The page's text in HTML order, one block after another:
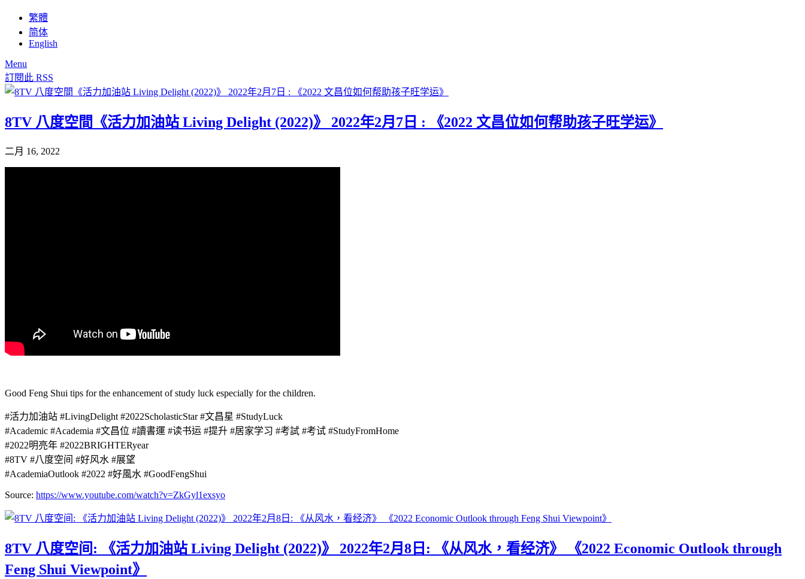
繁體
简体
English
Menu
訂閱此 RSS
8TV 八度空間《活力加油站 Living Delight (2022)》 2022年2月7日 : 《2022 文昌位如何帮助孩子旺学运》
二月 16, 2022
Good Feng Shui tips for the enhancement of study luck especially for the children.
#活力加油站 #LivingDelight #2022ScholasticStar #文昌星 #StudyLuck
#Academic #Academia #文昌位 #讀書運 #读书运 #提升 #居家学习 #考試 #考试 #StudyFromHome
#2022明亮年 #2022BRIGHTERyear
#8TV #八度空间 #好风水 #展望
#AcademiaOutlook #2022 #好風水 #GoodFengShui
Source: https://www.youtube.com/watch?v=ZkGyl1exsyo
8TV 八度空间: 《活力加油站 Living Delight (2022)》 2022年2月8日: 《从风水，看经济》 《2022 Economic Outlook through
Feng Shui Viewpoint》